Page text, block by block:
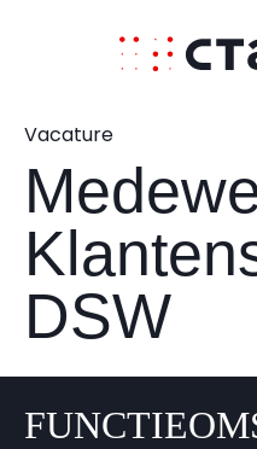
Vacature
DSW